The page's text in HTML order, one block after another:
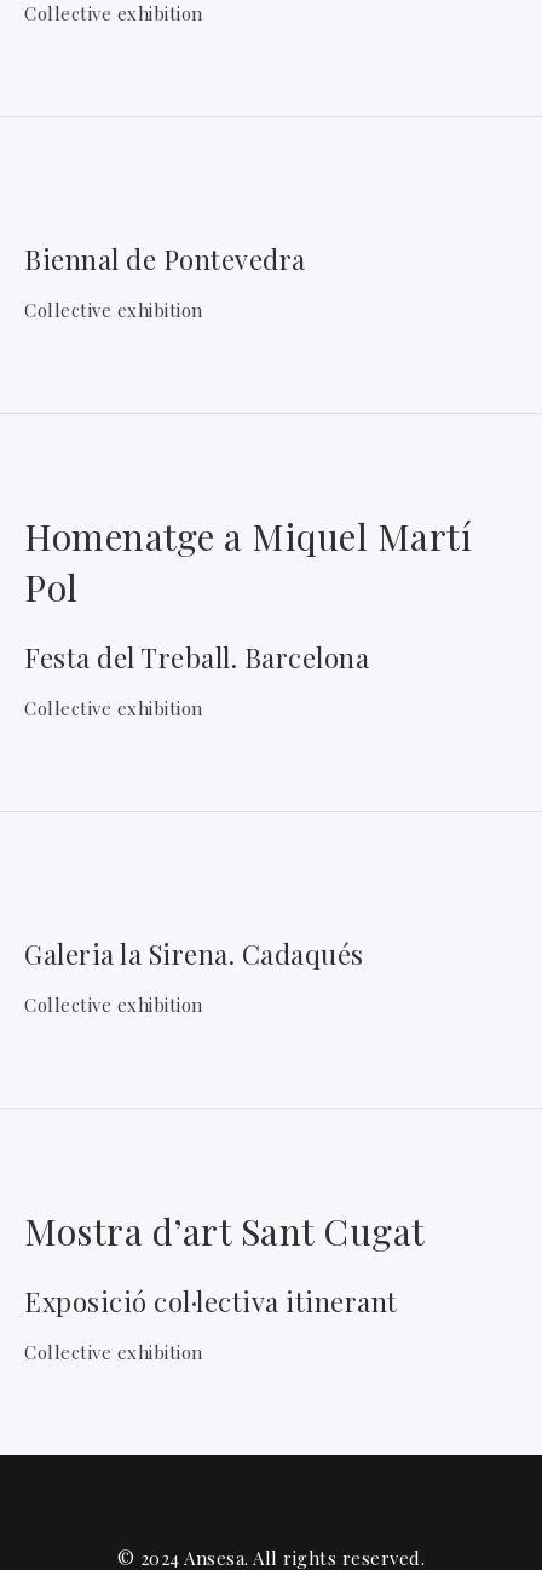
Collective exhibition
Biennal de Pontevedra
Collective exhibition
Homenatge a Miquel Martí
Pol
Festa del Treball. Barcelona
Collective exhibition
Galeria la Sirena. Cadaqués
Collective exhibition
Mostra d’art Sant Cugat
Exposició col·lectiva itinerant
Collective exhibition
© 2024 Ansesa. All rights reserved.